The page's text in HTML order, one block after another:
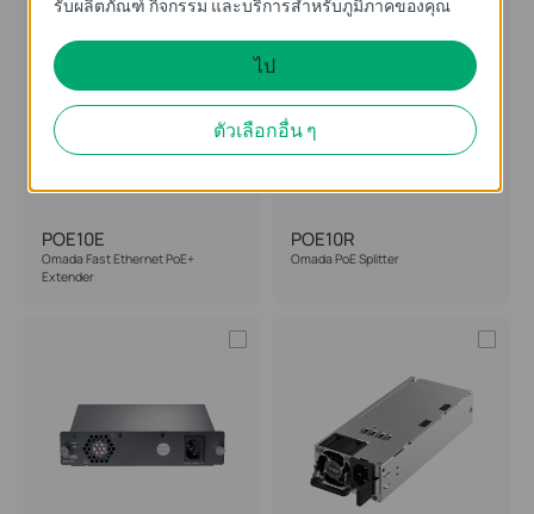
POE10E
Omada Fast Ethernet PoE+
Extender
POE10R
Omada PoE Splitter
รับผลิตภัณฑ์ กิจกรรม และบริการสำหรับภูมิภาคของคุณ
ไป
ตัวเลือกอื่น ๆ